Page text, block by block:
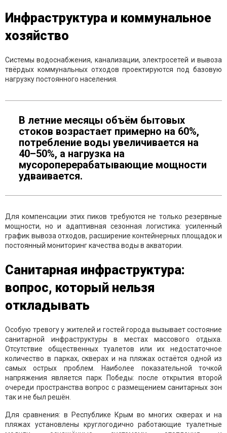
Инфраструктура и коммунальное
хозяйство
Системы водоснабжения, канализации, электросетей и вывоза
твёрдых коммунальных отходов проектируются под базовую
нагрузку постоянного населения.
В летние месяцы объём бытовых
стоков возрастает примерно на 60%,
потребление воды увеличивается на
40–50%, а нагрузка на
мусороперерабатывающие мощности
удваивается.
Для компенсации этих пиков требуются не только резервные
мощности, но и адаптивная сезонная логистика: усиленный
график вывоза отходов, расширение контейнерных площадок и
постоянный мониторинг качества воды в акватории.
Санитарная инфраструктура:
вопрос, который нельзя
откладывать
Особую тревогу у жителей и гостей города вызывает состояние
санитарной инфраструктуры в местах массового отдыха.
Отсутствие общественных туалетов или их недостаточное
количество в парках, скверах и на пляжах остаётся одной из
самых острых проблем. Наиболее показательной точкой
напряжения является парк Победы: после открытия второй
очереди пространства вопрос с размещением санитарных зон
так и не был решён.
Для сравнения: в Республике Крым во многих скверах и на
пляжах установлены круглогодично работающие туалетные